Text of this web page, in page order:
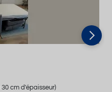
30 cm d'épaisseur)